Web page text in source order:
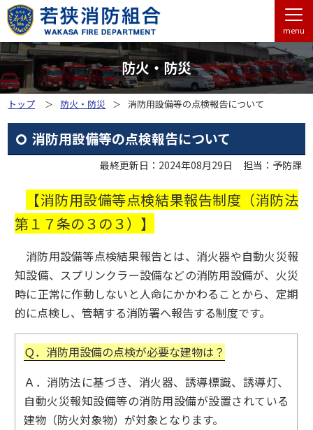
menu
防火・防災
トップ 防火・防災 消防用設備等の点検報告について
消防用設備等の点検報告について
最終更新日：2024年08月29日 担当：予防課
【消防用設備等点検結果報告制度（消防法
第１７条の３の３）】
消防用設備等点検結果報告とは、消火器や自動火災報
知設備、スプリンクラー設備などの消防用設備が、火災
時に正常に作動しないと人命にかかわることから、定期
的に点検し、管轄する消防署へ報告する制度です。
Ｑ．消防用設備の点検が必要な建物は？
Ａ．消防法に基づき、消火器、誘導標識、誘導灯、
自動火災報知設備等の消防用設備が設置されている
建物（防火対象物）が対象となります。